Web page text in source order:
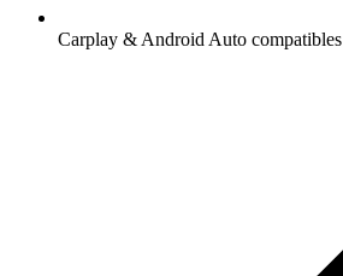
Carplay & Android Auto compatibles